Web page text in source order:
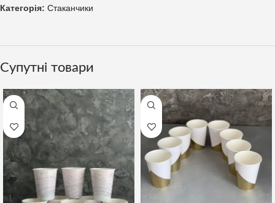
Категорія: Стаканчики
Супутні товари